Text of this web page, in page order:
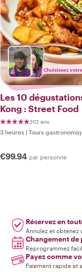
Choisissez
Les 10
Kong : Street Food
202 avis
3 heures | Tours
€99.94 par personne
Réservez en
Annulez et obtenez
Changement de
Reprogrammez
Payez comme
Paiement rapide et